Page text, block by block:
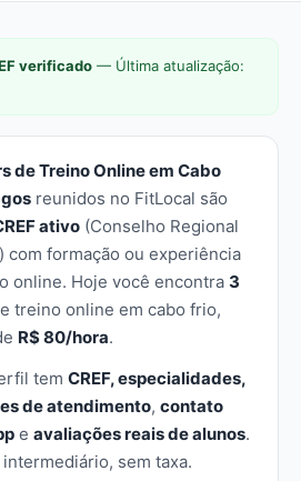
verificado — Última atualização:
de Treino Online em Cabo
reunidos no FitLocal são
ativo (Conselho Regional
com formação ou experiência
online. Hoje você encontra 3
treino online em cabo frio,
R$ 80/hora.
tem CREF, especialidades,
de atendimento, contato
e avaliações reais de alunos.
sem taxa.